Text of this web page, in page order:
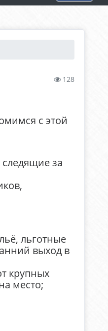
128
с этой
за
льготные
выход в
крупных
место;